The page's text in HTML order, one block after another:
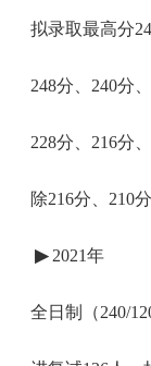
拟录取最高分
248分、240分
228分、216分
除216分、210
▶ 2021年
全日制（240/